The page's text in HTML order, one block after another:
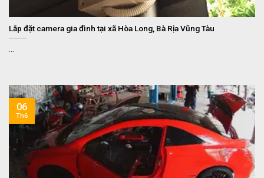
Lắp đặt camera gia đình tại xã Hòa Long, Bà Rịa Vũng Tàu
06
Th6